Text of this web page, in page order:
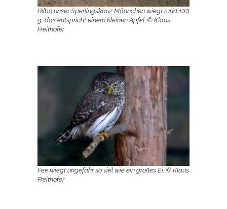
Bilbo unser Sperlingskauz Männchen wiegt rund 100
g, das entspricht einem kleinen Apfel. © Klaus
Freithofer
Fee wiegt ungefähr so viel wie ein großes Ei. © Klaus
Freithofer